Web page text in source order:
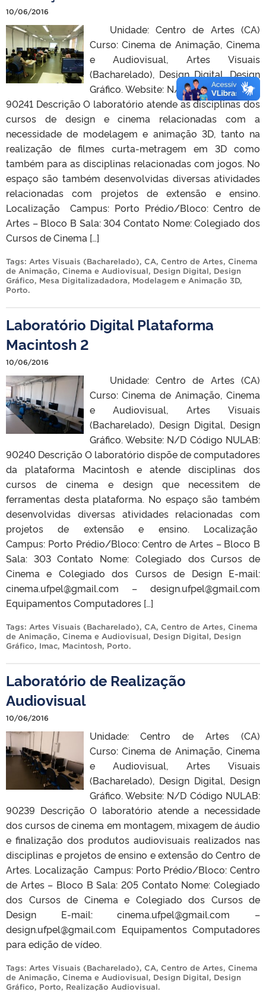
10/06/2016
Unidade: Centro de Artes (CA)
Curso: Cinema de Animação, Cinema
e Audiovisual, Artes Visuais
(Bacharelado), Design Digital, Design
Gráfico. Website: N/D Código NULAB:
90241 Descrição O laboratório atende as disciplinas dos
cursos de design e cinema relacionadas com a
necessidade de modelagem e animação 3D, tanto na
realização de filmes curta-metragem em 3D como
também para as disciplinas relacionadas com jogos. No
espaço são também desenvolvidas diversas atividades
relacionadas com projetos de extensão e ensino.
Localização Campus: Porto Prédio/Bloco: Centro de
Artes – Bloco B Sala: 304 Contato Nome: Colegiado dos
Cursos de Cinema […]
Tags: Artes Visuais (Bacharelado), CA, Centro de Artes, Cinema
de Animação, Cinema e Audiovisual, Design Digital, Design
Gráfico, Mesa Digitalizadadora, Modelagem e Animação 3D,
Porto.
Laboratório Digital Plataforma
Macintosh 2
10/06/2016
Unidade: Centro de Artes (CA)
Curso: Cinema de Animação, Cinema
e Audiovisual, Artes Visuais
(Bacharelado), Design Digital, Design
Gráfico. Website: N/D Código NULAB:
90240 Descrição O laboratório dispõe de computadores
da plataforma Macintosh e atende disciplinas dos
cursos de cinema e design que necessitem de
ferramentas desta plataforma. No espaço são também
desenvolvidas diversas atividades relacionadas com
projetos de extensão e ensino. Localização
Campus: Porto Prédio/Bloco: Centro de Artes – Bloco B
Sala: 303 Contato Nome: Colegiado dos Cursos de
Cinema e Colegiado dos Cursos de Design E-mail:
cinema.ufpel@gmail.com – design.ufpel@gmail.com
Equipamentos Computadores […]
Tags: Artes Visuais (Bacharelado), CA, Centro de Artes, Cinema
de Animação, Cinema e Audiovisual, Design Digital, Design
Gráfico, Imac, Macintosh, Porto.
Laboratório de Realização
Audiovisual
10/06/2016
Unidade: Centro de Artes (CA)
Curso: Cinema de Animação, Cinema
e Audiovisual, Artes Visuais
(Bacharelado), Design Digital, Design
Gráfico. Website: N/D Código NULAB:
90239 Descrição O laboratório atende a necessidade
dos cursos de cinema em montagem, mixagem de áudio
e finalização dos produtos audiovisuais realizados nas
disciplinas e projetos de ensino e extensão do Centro de
Artes. Localização Campus: Porto Prédio/Bloco: Centro
de Artes – Bloco B Sala: 205 Contato Nome: Colegiado
dos Cursos de Cinema e Colegiado dos Cursos de
Design E-mail: cinema.ufpel@gmail.com –
design.ufpel@gmail.com Equipamentos Computadores
para edição de vídeo.
Tags: Artes Visuais (Bacharelado), CA, Centro de Artes, Cinema
de Animação, Cinema e Audiovisual, Design Digital, Design
Gráfico, Porto, Realização Audiovisual.